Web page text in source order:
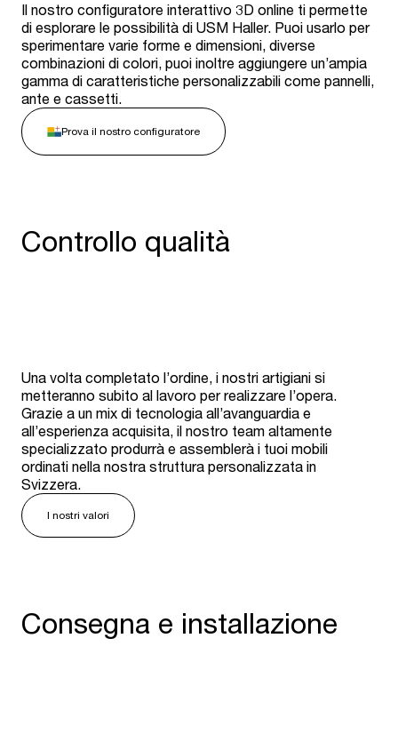
Il nostro configuratore interattivo 3D online ti permette
di esplorare le possibilità di USM Haller. Puoi usarlo per
sperimentare varie forme e dimensioni, diverse
combinazioni di colori, puoi inoltre aggiungere un’ampia
gamma di caratteristiche personalizzabili come pannelli,
ante e cassetti.
Prova il nostro configuratore
Controllo qualità
Una volta completato l’ordine, i nostri artigiani si
metteranno subito al lavoro per realizzare l’opera.
Grazie a un mix di tecnologia all’avanguardia e
all’esperienza acquisita, il nostro team altamente
specializzato produrrà e assemblerà i tuoi mobili
ordinati nella nostra struttura personalizzata in
Svizzera.
I nostri valori
Consegna e installazione